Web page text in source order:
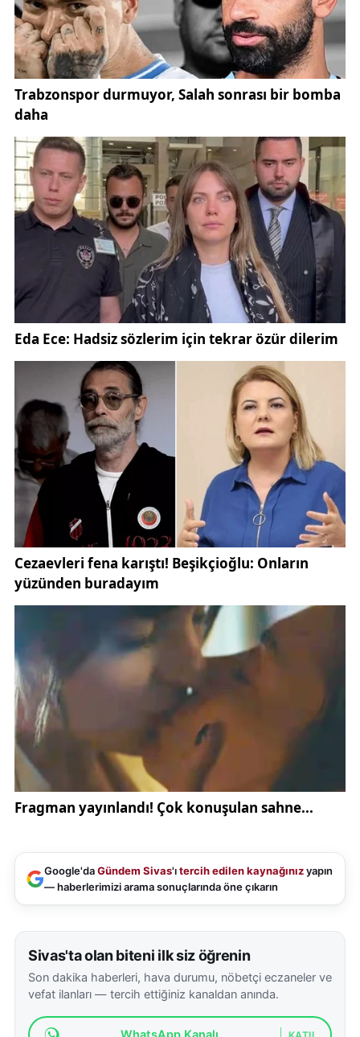
dezavantajlı grupların işgücüne katılımları artırılacak.
Ayrımcılıklar önlenecek, kadın-erkek eşitliği
politikaları geliştirilecek. Ayrıca 2025 yılının‘Aile
Yılı’olması nedeniyle, doğurganlık oranlarının
artırılması ve kadının bakım emeğinin azaltılması
yönünde çalışmalar programda yer buldu.”
Yüksel, “ikiz dönüşüm” olarak adlandırılanyeşil ve
dijital dönüşümpolitikalarının da istihdam stratejileri
içinde yer almasının önemine değindi:
“Bu durum sadece istihdamın değil, sürdürülebilir
istihdamın da benimsendiğini gösteriyor.
ne eğitimde ne istihdamdabulunan
bireylere yönelik politikalar umut verici.”
Programda mesleki eğitime de büyük yer ayrıldığını
belirten Yüksel,üniversite kontenjanlarının kamu
ve özel sektör ihtiyaçlarına göre yeniden
düzenleneceğinivurguladı.
Orta Vadeli Program, yapay zekâ, siber güvenlik ve
uzay teknolojileri gibi yeni nesil alanlarda uzman
işgücü yetiştirilmesini de hedefliyor. Yurt dışı eğitim
programları ile tersine beyin göçü teşvik edilecek.
Programda işsizlik oranı hedefleri de açıklandı:
Her yıl yaklaşık842 bin kişilik istihdam
öngörülüyor.
Doç. Dr. Yüksel, programın sosyal politika boyutuna
dikkat çekerek şu değerlendirmeyi yaptı:
“Hedeflenen politikalar sosyal refahı artırarak
büyümeye katkı sağlayacaktır. Özellikle dezavantajlı
grupların desteklenmesi, ayrımcılığın giderilmesi ve
istihdam alanında yeni fırsatların açılması sosyal
politika açısından umut ve heyecan verici
açıkladığı Orta Vadeli Program, Türkiye’nin 2026-
2028 dönemi için yol haritasını belirlerken; Sivas’tan
yapılan akademik değerlendirmeler, programın
özellikle istihdam ve sosyal refah boyutunda önemli
fırsatlar sunduğunu ortaya koydu.
Google'daGündem Sivas'ıtercih edilen kaynağınızyapın
— haberlerimizi arama sonuçlarında öne çıkarın
Sivas'ta olan biteni ilk siz öğrenin
Son dakika haberleri, hava durumu, nöbetçi eczaneler ve
vefat ilanları — tercih ettiğiniz kanaldan anında.